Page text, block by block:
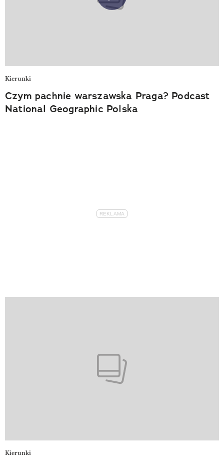
Kierunki
Czym pachnie warszawska Praga? Podcast
National Geographic Polska
Kierunki